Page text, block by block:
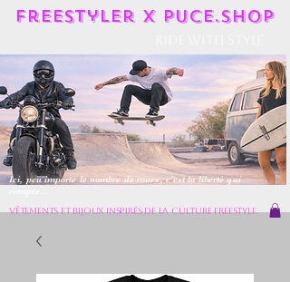
Freestyler X Puce.shop
vêtements et bijoux inspirés de la culture freestyle.
Ici, peu importe le nombre de roues, c'est la liberté qui